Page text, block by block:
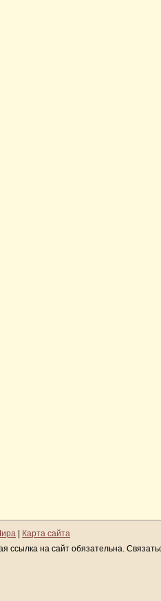
Карта сайта
ссылка на сайт обязательна.